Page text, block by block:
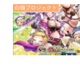
白猫プロジェクト